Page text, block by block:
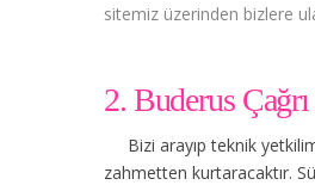
sitemiz üzerinden bizlere
2. Buderus
Bizi arayıp teknik
zahmetten kurtaracaktır.